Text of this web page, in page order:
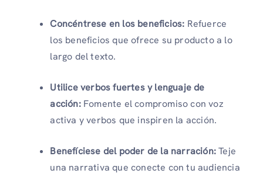
Concéntrese en los beneficios: Refuerce
los beneficios que ofrece su producto a lo
largo del texto.
Utilice verbos fuertes y lenguaje de
acción:Fomente el compromiso con voz
activa y verbos que inspiren la acción.
Benefíciese del poder de la narración:Teje
una narrativa que conecte con tu audiencia